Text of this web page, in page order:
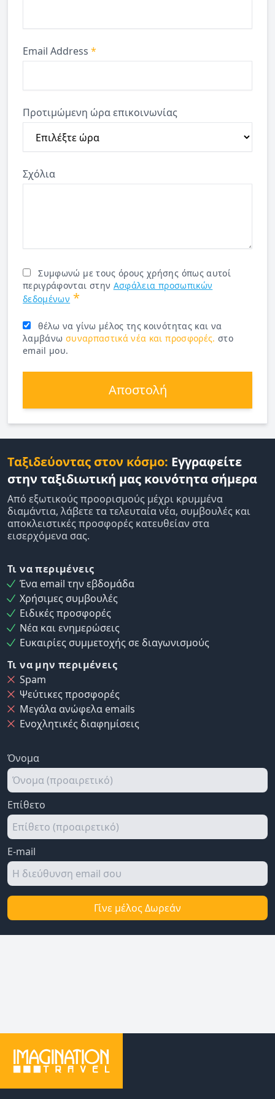
Email Address *
Προτιμώμενη ώρα επικοινωνίας
Σχόλια
Συμφωνώ με τους όρους χρήσης όπως αυτοί
περιγράφονται στην Ασφάλεια προσωπικών
δεδομένων *
θέλω να γίνω μέλος της κοινότητας και να
λαμβάνω συναρπαστικά νέα και προσφορές. στο
email μου.
Αποστολή
Ταξιδεύοντας στον κόσμο: Εγγραφείτε
στην ταξιδιωτική μας κοινότητα σήμερα
Από εξωτικούς προορισμούς μέχρι κρυμμένα
διαμάντια, λάβετε τα τελευταία νέα, συμβουλές και
αποκλειστικές προσφορές κατευθείαν στα
εισερχόμενα σας.
Τι να περιμένεις
Ένα email την εβδομάδα
Χρήσιμες συμβουλές
Ειδικές προσφορές
Νέα και ενημερώσεις
Ευκαιρίες συμμετοχής σε διαγωνισμούς
Τι να μην περιμένεις
Spam
Ψεύτικες προσφορές
Μεγάλα ανώφελα emails
Ενοχλητικές διαφημίσεις
Όνομα
Επίθετο
E-mail
Γίνε μέλος Δωρεάν